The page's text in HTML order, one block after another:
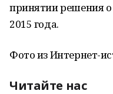
принятии решения
2015 года.
Фото из Интернет-
Читайте нас